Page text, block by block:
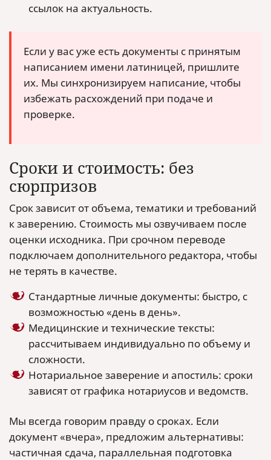
ссылок на актуальность.
Если у вас уже есть документы с принятым
написанием имени латиницей, пришлите
их. Мы синхронизируем написание, чтобы
избежать расхождений при подаче и
проверке.
Сроки и стоимость: без
сюрпризов
Срок зависит от объема, тематики и требований
к заверению. Стоимость мы озвучиваем после
оценки исходника. При срочном переводе
подключаем дополнительного редактора, чтобы
не терять в качестве.
Стандартные личные документы: быстро, с
возможностью «день в день».
Медицинские и технические тексты:
рассчитываем индивидуально по объему и
сложности.
Нотариальное заверение и апостиль: сроки
зависят от графика нотариусов и ведомств.
Мы всегда говорим правду о сроках. Если
документ «вчера», предложим альтернативы:
частичная сдача, параллельная подготовка